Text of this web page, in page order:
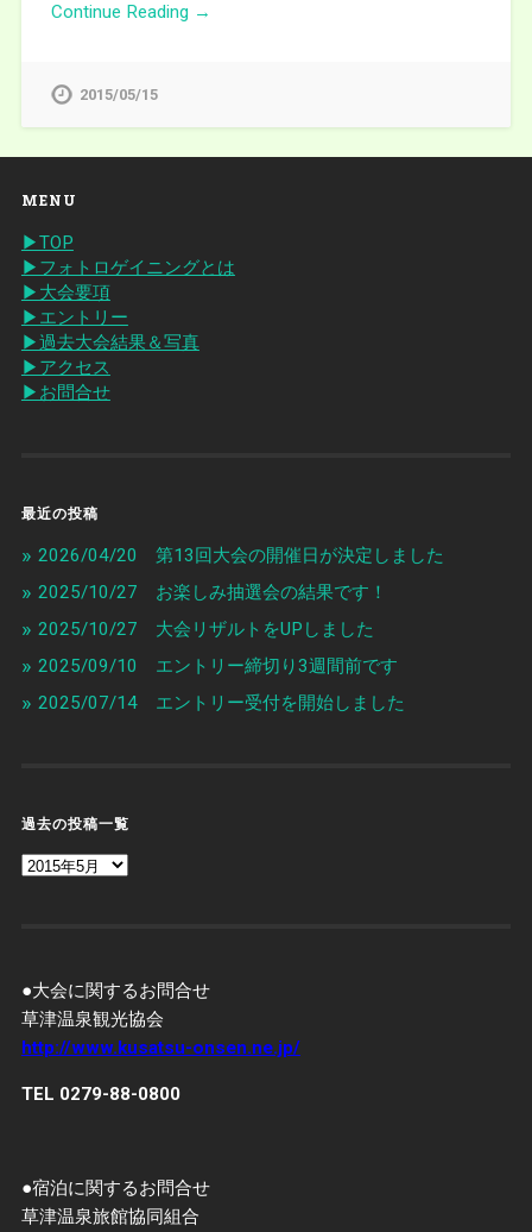
Continue Reading →
2015/05/15
MENU
▶︎TOP
▶︎フォトロゲイニングとは
▶︎大会要項
▶︎エントリー
▶︎過去大会結果＆写真
▶︎アクセス
▶︎お問合せ
最近の投稿
2026/04/20 第13回大会の開催日が決定しました
2025/10/27 お楽しみ抽選会の結果です！
2025/10/27 大会リザルトをUPしました
2025/09/10 エントリー締切り3週間前です
2025/07/14 エントリー受付を開始しました
過去の投稿一覧
過
去
●大会に関するお問合せ
草津温泉観光協会
http://www.kusatsu-onsen.ne.jp/
TEL 0279-88-0800
●宿泊に関するお問合せ
草津温泉旅館協同組合